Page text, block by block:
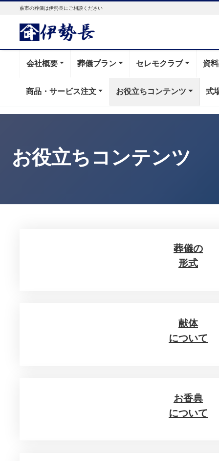
蕨市の葬儀は伊勢長にご相談ください
会社概要 葬儀プラン セレモクラブ 資
商品・サービス注文 お役立ちコンテンツ 式
お役立ちコンテンツ
葬儀の
形式
献体
について
お香典
について